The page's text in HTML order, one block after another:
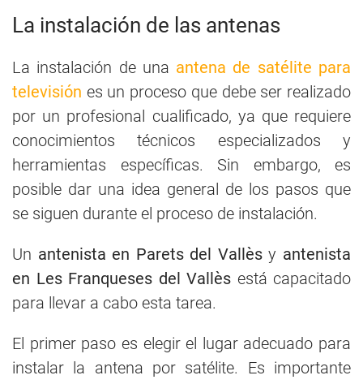
La instalación de las antenas
La instalación de una antena de satélite para
televisión es un proceso que debe ser realizado
por un profesional cualificado, ya que requiere
conocimientos técnicos especializados y
herramientas específicas. Sin embargo, es
posible dar una idea general de los pasos que
se siguen durante el proceso de instalación.
Un antenista en Parets del Vallèsy antenista
en Les Franqueses del Vallès está capacitado
para llevar a cabo esta tarea.
El primer paso es elegir el lugar adecuado para
instalar la antena por satélite. Es importante